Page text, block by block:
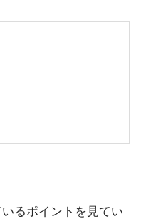
るポイントを見てい